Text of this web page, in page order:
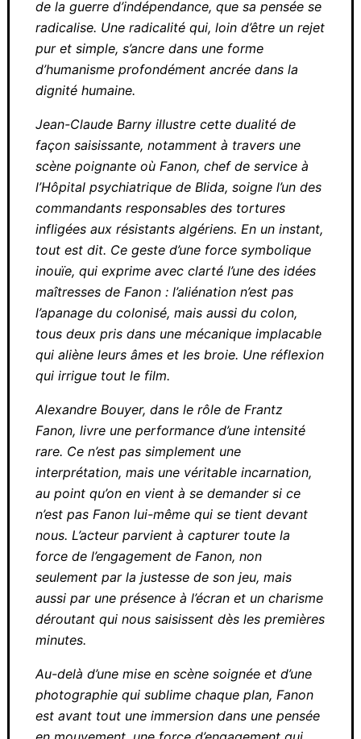
Mais c’est au contact de la déshumanisation
systémique en Algérie, lors de la guerre
d’indépendance, que sa pensée se radicalise.
Une radicalité qui, loin d’être un rejet pur et
simple, s’ancre dans une forme d’humanisme
humaine.
Jean-Claude Barny illustre cette dualité de
façon saisissante, notamment à travers une
scène poignante où Fanon, chef de service à
l’Hôpital psychiatrique de Blida, soigne l’un
des commandants responsables des tortures
infligées aux résistants algériens. En un
instant, tout est dit. Ce geste d’une force
symbolique inouïe, qui exprime avec clarté
l’une des idées maîtresses de Fanon :
l’aliénation n’est pas l’apanage du colonisé,
mais aussi du colon, tous deux pris dans une
et les broie. Une réflexion qui irrigue tout le
film.
Alexandre Bouyer, dans le rôle de Frantz
Fanon, livre une performance d’une intensité
rare. Ce n’est pas simplement une
interprétation, mais une véritable incarnation,
au point qu’on en vient à se demander si ce
n’est pas Fanon lui-même qui se tient devant
nous. L’acteur parvient à capturer toute la
force de l’engagement de Fanon, non
seulement par la justesse de son jeu, mais
charisme déroutant qui nous saisissent dès
les premières minutes.